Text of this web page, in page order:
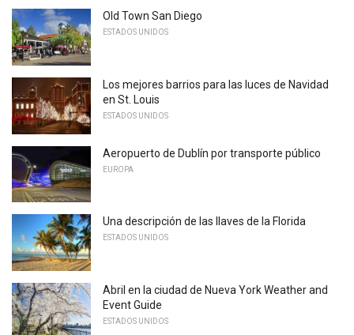
Old Town San Diego
ESTADOS UNIDOS
Los mejores barrios para las luces de Navidad
en St. Louis
ESTADOS UNIDOS
Aeropuerto de Dublín por transporte público
EUROPA
Una descripción de las llaves de la Florida
ESTADOS UNIDOS
Abril en la ciudad de Nueva York Weather and
Event Guide
ESTADOS UNIDOS